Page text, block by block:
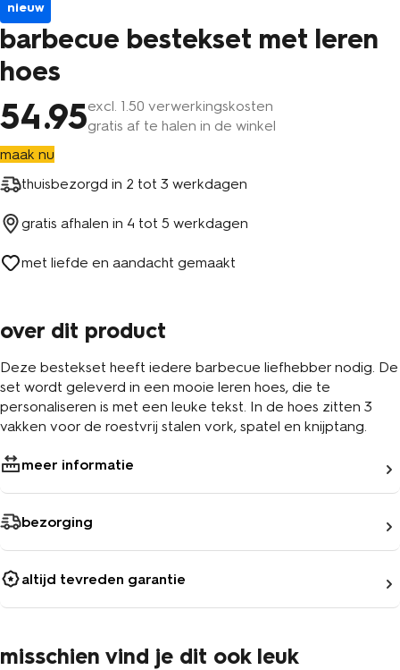
nieuw
barbecue bestekset met leren
hoes
54.95excl. 1 .50 verwerkingskosten
gratis af te halen in de winkel
maak nu
thuisbezorgd in 2 tot 3 werkdagen
gratis afhalen in 4 tot 5 werkdagen
met liefde en aandacht gemaakt
over dit product
Deze bestekset heeft iedere barbecue liefhebber nodig. De
set wordt geleverd in een mooie leren hoes, die te
personaliseren is met een leuke tekst. In de hoes zitten 3
vakken voor de roestvrij stalen vork, spatel en knijptang.
meer informatie
bezorging
altijd tevreden garantie
misschien vind je dit ook leuk